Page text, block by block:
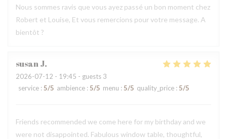
Nous sommes ravis que vous ayez passé un bon moment chez
Robert et Louise, Et vous remercions pour votre message. A
bientôt ?
susanJ
2026-07-12 - 19:45 - guests 3
service : 5/5 ambience : 5/5 menu : 5/5 quality_price : 5/5
Friends recommended we come here for my birthday and we
were not disappointed. Fabulous window table, thoughtful,